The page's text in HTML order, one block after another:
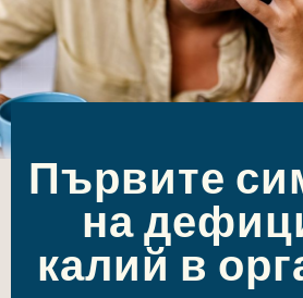
Първите
на
калий в